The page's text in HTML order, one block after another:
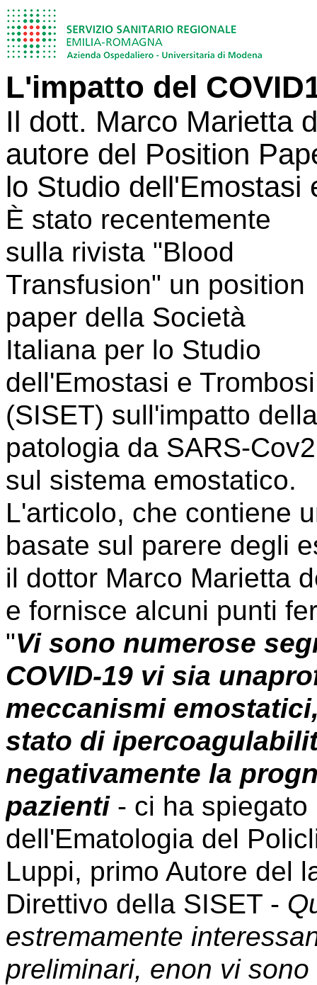
L'impatto del
Il dott. Marco Marietta
autore del Position
lo Studio dell'Emostasi
È stato recentemente
sulla rivista "Blood
Transfusion" un position
paper della Società
Italiana per lo Studio
dell'Emostasi e Trombosi
(SISET) sull'impatto della
patologia da SARS-Cov2
sul sistema emostatico.
L'articolo, che contiene
basate sul parere degli
il dottor Marco Marietta
e fornisce alcuni punti
"Vi sono numerose
COVID-19 vi sia una
meccanismi
stato di
negativamente la
pazienti- ci ha
dell'Ematologia del
Luppi, primo Autore del
Direttivo della SISET -
estremamente
preliminari, enon vi